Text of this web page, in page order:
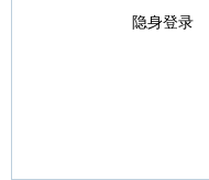
隐身登录